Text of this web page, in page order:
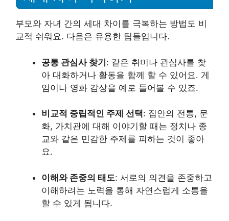
부모와 자녀 간의 세대 차이를 극복하는 방법도 비
교적 쉬워요. 다음은 유용한 팁들입니다.
공통 관심사 찾기: 같은 취미나 관심사를 찾
아 대화하거나 활동을 함께 할 수 있어요. 게
임이나 영화 감상을 예로 들어볼 수 있죠.
비교적 중립적인 주제 선택: 집안의 전통, 문
화, 가치관에 대해 이야기할 때는 정치나 종
교와 같은 민감한 주제를 피하는 것이 좋아
요.
이해와 존중의 태도: 서로의 의견을 존중하고
이해하려는 노력을 통해 자연스럽게 소통을
할 수 있게 됩니다.